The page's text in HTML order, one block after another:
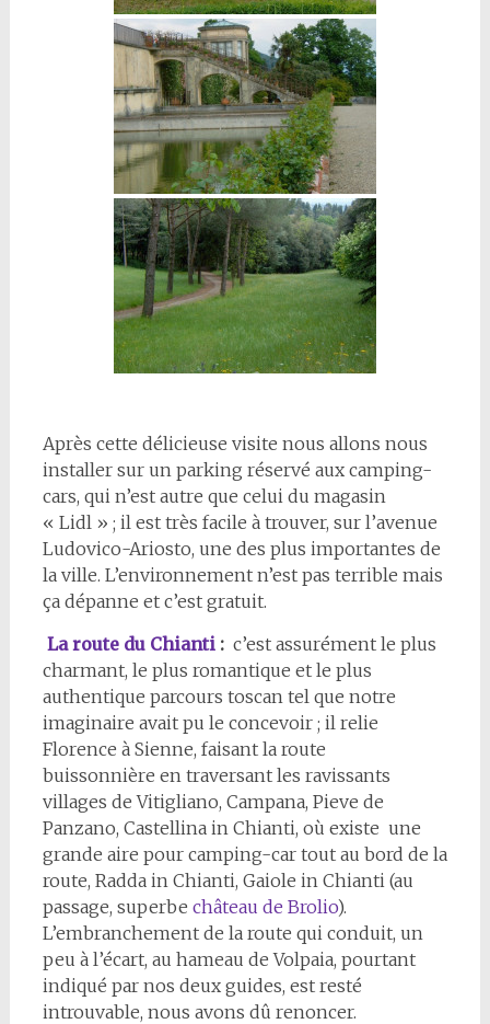
Après cette délicieuse visite nous allons nous
installer sur un parking réservé aux camping-
cars, qui n’est autre que celui du magasin
« Lidl » ; il est très facile à trouver, sur l’avenue
Ludovico-Ariosto, une des plus importantes de
la ville. L’environnement n’est pas terrible mais
ça dépanne et c’est gratuit.
La route du Chianti: c’est assurément le plus
charmant, le plus romantique et le plus
authentique parcours toscan tel que notre
imaginaire avait pu le concevoir ; il relie
Florence à Sienne, faisant la route
buissonnière en traversant les ravissants
villages de Vitigliano, Campana, Pieve de
Panzano, Castellina in Chianti, où existe une
grande aire pour camping-car tout au bord de la
route, Radda in Chianti, Gaiole in Chianti (au
passage, superbe château de Brolio).
L’embranchement de la route qui conduit, un
peu à l’écart, au hameau de Volpaia, pourtant
indiqué par nos deux guides, est resté
introuvable, nous avons dû renoncer.